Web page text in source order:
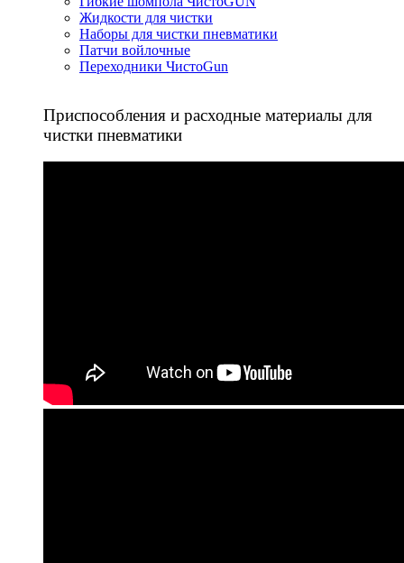
Жидкости для чистки
Наборы для чистки пневматики
Патчи войлочные
Переходники ЧистоGun
Приспособления и расходные материалы для
чистки пневматики